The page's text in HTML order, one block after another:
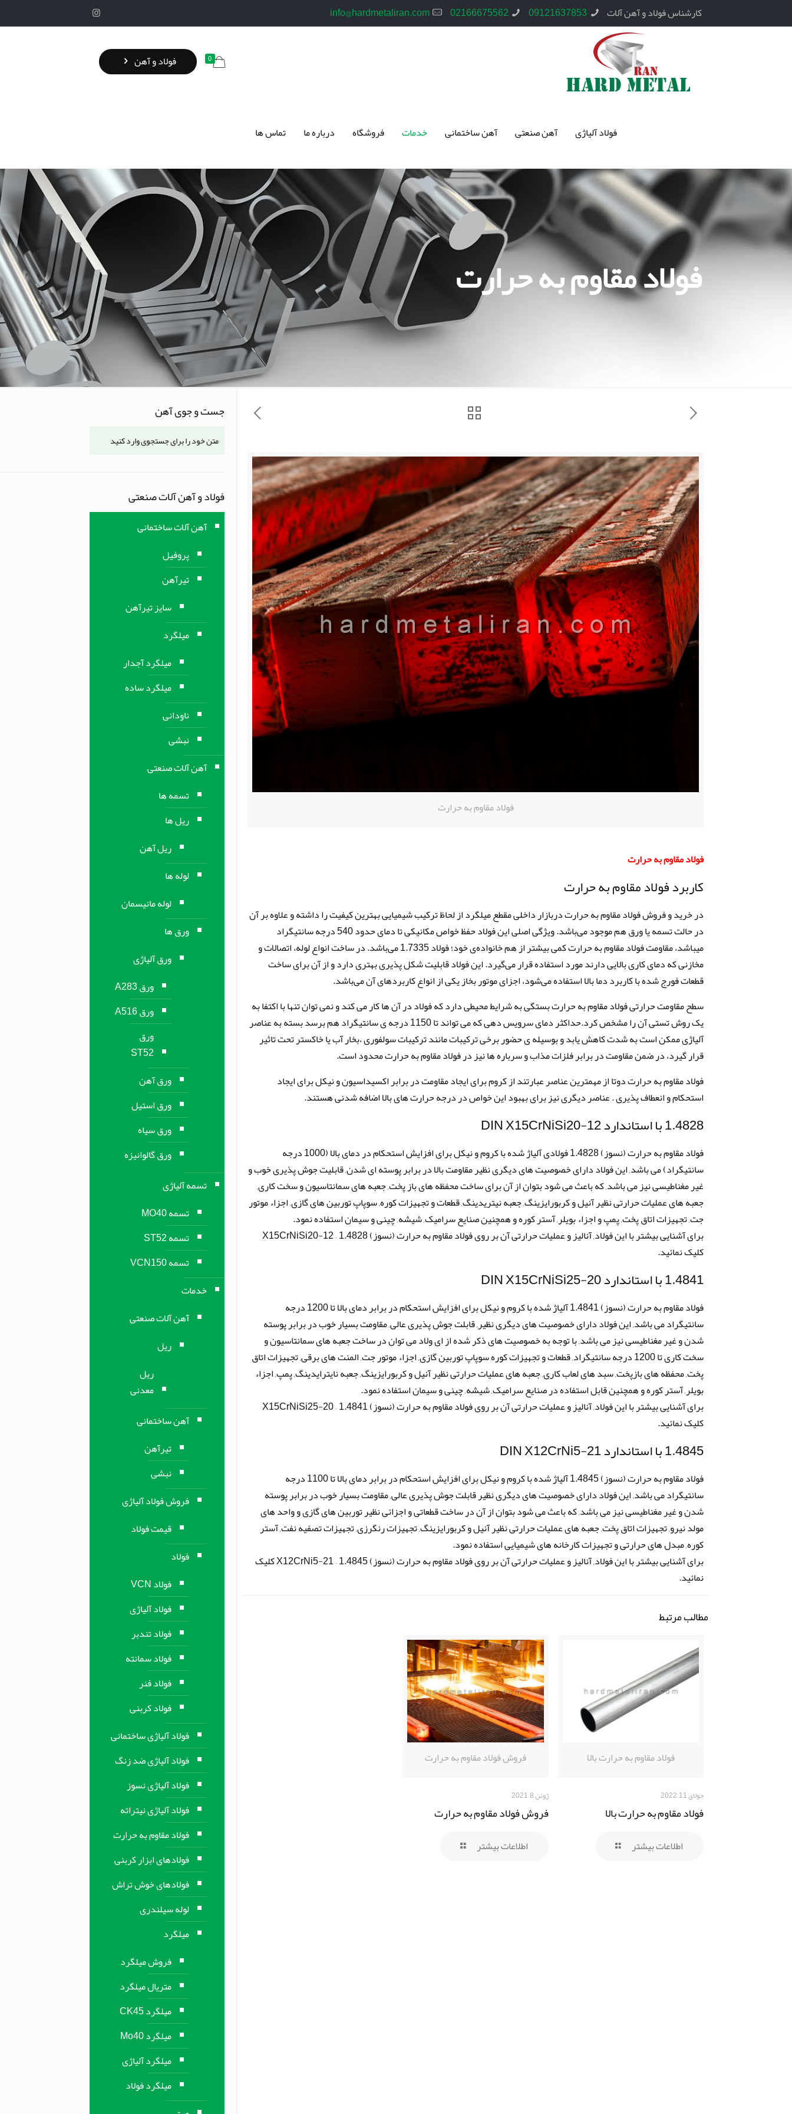
کارشناس فولاد و آهن آلات 09121637853
02166675562
info@hardmetaliran.com
فولاد آلیاژی آهن صنعتی آهن ساختمانی خدمات فروشگاه درباره ما تماس ها
0 فولاد و آهن
فولاد مقاوم به حرارت
فولاد مقاوم به حرارت
فولاد مقاوم به حرارت
کاربرد فولاد مقاوم به حرارت
در خرید و فروش فولاد مقاوم به حرارت دربازار داخلی مقطع میلگرد از لحاظ ترکیب شیمیایی بهترین کیفیت را داشته و علاوه بر آن
در حالت تسمه یا ورق هم موجود می‌باشد. ویژگی اصلی این فولاد حفظ خواص مکانیکی تا دمای حدود 540 درجه سانتیگراد
میباشد، مقاومت فولاد مقاوم به حرارت کمی بیشتر از هم خانواده‌ی خود؛ فولاد 1.7335 می‌باشد. در ساخت انواع لوله، اتصالات و
مخازنی که دمای کاری بالایی دارند مورد استفاده قرار می‌گیرد. این فولاد قابلیت شکل پذیری بهتری دارد و از آن برای ساخت
قطعات فورج شده با کاربرد دما بالا استفاده می‌شود، اجزای موتور بخاز یکی از انواع کاربردهای آن می‌باشد.
سطح مقاومت حرارتی فولاد مقاوم به حرارت بستگی به شرایط محیطی دارد که فولاد در آن ها کار می کند و نمی توان تنها با اکتفا به
یک روش تستی آن را مشخص کرد.حداکثر دمای سرویس دهی که می تواند تا 1150 درجه ی سانتیگراد هم برسد بسته به عناصر
آلیاژی ممکن است به شدت کاهش یابد و بوسیله ی حضور برخی ترکیبات مانند ترکیبات سولفوری ،بخار آب یا خاکستر تحت تاثیر
قرار گیرد، در ضمن مقاومت در برابر فلزات مذاب و سرباره ها نیز در فولاد مقاوم به حرارت محدود است.
فولاد مقاوم به حرارت دوتا از مهمترین عناصر عبارتند از کروم برای ایجاد مقاومت در برابر اکسیداسیون و نیکل برای ایجاد
استحکام و انعطاف پذیری . عناصر دیگری نیز برای بهبود این خواص در درجه حرارت های بالا اضافه شدنی هستند.
1.4828 با استاندارد DIN X15CrNiSi20-12
فولاد مقاوم به حرارت (نسوز) 1.4828 فولادی آلیاژ شده با کروم و نیکل برای افزایش استحکام در دمای بالا (1000 درجه
سانتیگراد) می باشد, این فولاد دارای خصوصیت های دیگری نظیر مقاومت بالا در برابر پوسته ای شدن, قابلیت جوش پذیری خوب و
غیر مغناطیسی نیز می باشد, که باعث می شود بتوان از آن برای ساخت محفظه های باز پخت, جعبه های سمانتاسیون و سخت کاری,
جعبه های عملیات حرارتی نظیر آنیل و کربورایزینگ, جعبه نیتریدینگ, قطعات و تجهیزات کوره, سوپاپ توربین های گازی, اجزاء موتور
جت, تجهیزات اتاق پخت, پمپ و اجزاء بویلر, آستر کوره و همچنین صنایع سرامیک, شیشه, چینی و سیمان استفاده نمود.
برای آشنایی بیشتر با این فولاد, آنالیز و عملیات حرارتی آن بر روی فولاد مقاوم به حرارت (نسوز) X15CrNiSi20-12 – 1.4828
کلیک نمائید.
1.4841 با استاندارد DIN X15CrNiSi25-20
فولاد مقاوم به حرارت (نسوز) 1.4841 آلیاژ شده با کروم و نیکل برای افزایش استحکام در برابر دمای بالا تا 1200 درجه
سانتیگراد می باشد, این فولاد دارای خصوصیت های دیگری نظیر, قابلت جوش پذیری عالی, مقاومت بسیار خوب در برابر پوسته
شدن و غیر مغناطیسی نیز می باشد, با توجه به خصوصیت های ذکر شده از ای ولاد می توان در ساخت جعبه های سمانتاسیون و
سخت کاری تا 1200 درجه سانتیگراد, قطعات و تجهیزات کوره سوپاپ توربین گازی, اجزاء موتور جت, المنت های برقی, تجهیزات اتاق
پخت, محفظه های بازپخت, سبد های لعاب کاری, جعبه های عملیات حرارتی نظیر آنیل و کربورایزینگ, جعبه نایترایدینگ, پمپ, اجزاء
بویلر, آستر کوره و همچنین قابل استفاده در صنایع سرامیک, شیشه, چینی و سیمان استفاده نمود.
برای آشنایی بیشتر با این فولاد, آنالیز و عملیات حرارتی آن بر روی فولاد مقاوم به حرارت (نسوز) X15CrNiSi25-20 – 1.4841
کلیک نمائید.
1.4845 با استاندارد DIN X12CrNi5-21
فولاد مقاوم به حرارت (نسوز) 1.4845 آلیاژ شده با کروم و نیکل برای افزایش استحکام در برابر دمای بالا تا 1100 درجه
سانتیگراد می باشد, این فولاد دارای خصوصیت های دیگری نظیر قابلت جوش پذیری عالی, مقاومت بسیار خوب در برابر پوسته
شدن و غیر مغناطیسی نیز می باشد, که باعث می شود بتوان از آن در ساخت قطعاتی و اجزائی نظیر توربین های گازی و واحد های
مولد نیرو, تجهیزات اتاق پخت, جعبه های عملیات حرارتی نظیر آنیل و کربورایزینگ, تجهیزات رنگرزی, تجهیزات تصفیه نفت, آستر
کوره, مبدل های حرارتی و تجهیزات کارخانه های شیمیایی استفاده نمود.
برای آشنایی بیشتر با این فولاد, آنالیز و عملیات حرارتی آن بر روی فولاد مقاوم به حرارت (نسوز) X12CrNi5-21 – 1.4845 کلیک
نمائید.
مطالب مرتبط
فولاد مقاوم به حرارت بالا
جولای 11, 2022
فولاد مقاوم به حرارت بالا
اطلاعات بیشتر
فروش فولاد مقاوم به حرارت
ژوئن 8, 2021
فروش فولاد مقاوم به حرارت
اطلاعات بیشتر
جست و جوی آهن
فولاد و آهن آلات صنعتی
آهن آلات ساختمانی
پروفیل
تیرآهن
سایز تیرآهن
میلگرد
میلگرد آجدار
میلگرد ساده
ناودانی
نبشی
آهن آلات صنعتی
تسمه ها
ریل ها
ریل آهن
لوله ها
لوله مانیسمان
ورق ها
ورق آلیاژی
ورق A283
ورق A516
ورق
ST52
ورق آهن
ورق استیل
ورق سیاه
ورق گالوانیزه
تسمه آلیاژی
تسمه MO40
تسمه ST52
تسمه VCN150
خدمات
آهن آلات صنعتی
ریل
ریل
معدنی
آهن ساختمانی
تیرآهن
نبشی
فروش فولاد آلیاژی
قیمت فولاد
فولاد
فولاد VCN
فولاد آلیاژی
فولاد تندبر
فولاد سمانته
فولاد فنر
فولاد کربنی
فولاد آلیاژی ساختمانی
فولاد آلیاژی ضد زنگ
فولاد آلیاژی نسوز
فولاد آلیاژی نیتراته
فولاد مقاوم به حرارت
فولادهای ابزار کربنی
فولادهای خوش تراش
لوله سیلندری
میلگرد
فروش میلگرد
متریال میلگرد
میلگرد CK45
میلگرد Mo40
میلگرد آلیاژی
میلگرد فولاد